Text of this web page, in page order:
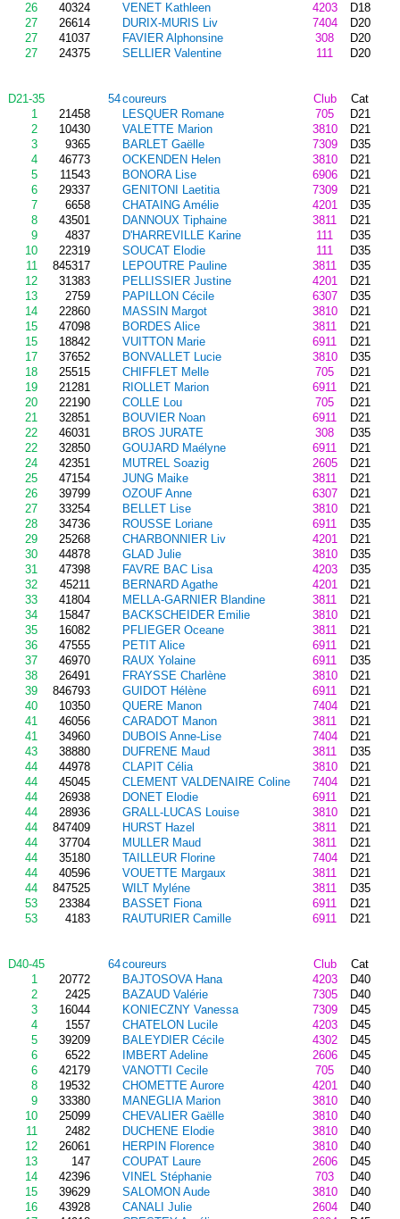
26
40324 VENET Kathleen 4203
D18
27
26614 DURIX-MURIS Liv 7404
D20
27
41037 FAVIER Alphonsine 308
D20
27
24375 SELLIER Valentine 111 D20
D21-35 54coureurs Club
Cat
1
21458 LESQUER Romane 705
D21
2
10430 VALETTE Marion 3810
D21
3
9365 BARLET Gaëlle 7309
D35
4
46773 OCKENDEN Helen 3810
D21
5
11543 BONORA Lise 6906
D21
6
29337 GENITONI Laetitia 7309
D21
7
6658 CHATAING Amélie 4201
D35
8
43501 DANNOUX Tiphaine 3811
D21
9
4837 D'HARREVILLE Karine 111
D35
10
22319 SOUCAT Elodie 111
D35
11
845317 LEPOUTRE Pauline 3811
D35
12
31383 PELLISSIER Justine 4201
D21
13
2759 PAPILLON Cécile 6307
D35
14
22860 MASSIN Margot 3810
D21
15
47098 BORDES Alice 3811
D21
15
18842 VUITTON Marie 6911
D21
17
37652 BONVALLET Lucie 3810
D35
18
25515 CHIFFLET Melle 705
D21
19
21281 RIOLLET Marion 6911
D21
20
22190 COLLE Lou 705
D21
21
32851 BOUVIER Noan 6911
D21
22
46031 BROS JURATE 308
D35
22
32850 GOUJARD Maélyne 6911
D21
24
42351 MUTREL Soazig 2605
D21
25
47154 JUNG Maike 3811
D21
26
39799 OZOUF Anne 6307
D21
27
33254 BELLET Lise 3810
D21
28
34736 ROUSSE Loriane 6911
D35
29
25268 CHARBONNIER Liv 4201
D21
30
44878 GLAD Julie 3810
D35
31
47398 FAVRE BAC Lisa 4203
D35
32
45211 BERNARD Agathe 4201
D21
33
41804 MELLA-GARNIER Blandine 3811
D21
34
15847 BACKSCHEIDER Emilie 3810
D21
35
16082 PFLIEGER Oceane 3811
D21
36
47555 PETIT Alice 6911
D21
37
46970 RAUX Yolaine 6911
D35
38
26491 FRAYSSE Charlène 3810
D21
39
846793 GUIDOT Hélène 6911
D21
40
10350 QUERE Manon 7404
D21
41
46056 CARADOT Manon 3811
D21
41
34960 DUBOIS Anne-Lise 7404
D21
43
38880 DUFRENE Maud 3811
D35
44
44978 CLAPIT Célia 3810
D21
44
45045 CLEMENT VALDENAIRE Coline 7404
D21
44
26938 DONET Elodie 6911
D21
44
28936 GRALL-LUCAS Louise 3810
D21
44
847409 HURST Hazel 3811
D21
44
37704 MULLER Maud 3811
D21
44
35180 TAILLEUR Florine 7404
D21
44
40596 VOUETTE Margaux 3811
D21
44
847525 WILT Myléne 3811
D35
53
23384 BASSET Fiona 6911
D21
53
4183 RAUTURIER Camille 6911 D21
D40-45 64coureurs Club
Cat
1
20772 BAJTOSOVA Hana 4203
D40
2
2425 BAZAUD Valérie 7305
D40
3
16044 KONIECZNY Vanessa 7309
D45
4
1557 CHATELON Lucile 4203
D45
5
39209 BALEYDIER Cécile 4302
D45
6
6522 IMBERT Adeline 2606
D45
6
42179 VANOTTI Cecile 705
D40
8
19532 CHOMETTE Aurore 4201
D40
9
33380 MANEGLIA Marion 3810
D40
10
25099 CHEVALIER Gaëlle 3810
D40
11
2482 DUCHENE Elodie 3810
D40
12
26061 HERPIN Florence 3810
D40
13
147 COUPAT Laure 2606
D45
14
42396 VINEL Stéphanie 703
D40
15
39629 SALOMON Aude 3810
D40
16
43928 CANALI Julie 2604
D40